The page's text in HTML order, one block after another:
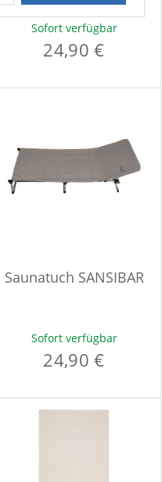
Sofort verfügbar
24,90 €
Saunatuch SANSIBAR
Sofort verfügbar
24,90 €